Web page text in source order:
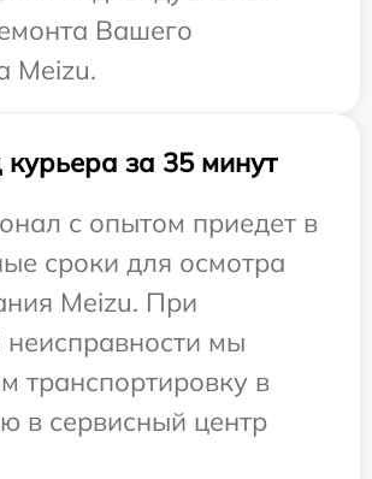
Вашего
Meizu.
за 35 минут
с опытом приедет в
сроки для осмотра
Meizu. При
неисправности мы
транспортировку в
в сервисный центр